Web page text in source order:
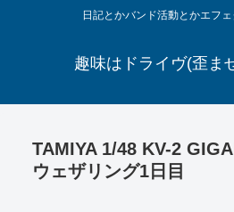
日記とかバンド活動とかエフェ
趣味はドライヴ(歪ま
TAMIYA 1/48 KV-2
ウェザリング1日目